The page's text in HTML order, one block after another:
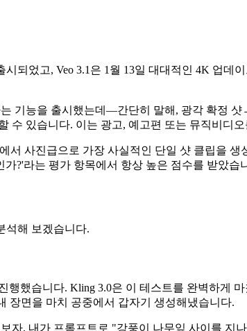
되었고, Veo 3.1은 1월 13일 대대적인 4K 업
기능을 출시했는데—간단히 말해, 광각 확정
수 있습니다. 이는 광고, 예고편 또는 뮤직비디
서 사진급으로 가장 사실적인 단일 샷 클립을
?'라는 평가 항목에서 항상 높은 점수를 받았습
석해 보겠습니다.
행했습니다. Kling 3.0은 이 테스트를 완벽하게
장면을 마치 공중에서 갑자기 생성해냈습니다.
자. 내가 프롬프트로 "강풍이 나무잎 사이를 지